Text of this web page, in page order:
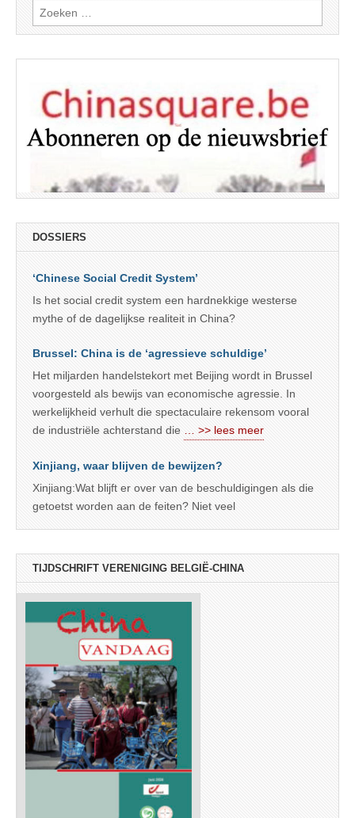
Zoeken
naar:
DOSSIERS
‘Chinese Social Credit System’
Is het social credit system een hardnekkige westerse
mythe of de dagelijkse realiteit in China?
Brussel: China is de ‘agressieve schuldige’
Het miljarden handelstekort met Beijing wordt in Brussel
voorgesteld als bewijs van economische agressie. In
werkelijkheid verhult die spectaculaire rekensom vooral
de industriële achterstand die
… >> lees meer
Xinjiang, waar blijven de bewijzen?
Xinjiang:Wat blijft er over van de beschuldigingen als die
getoetst worden aan de feiten? Niet veel
TIJDSCHRIFT VERENIGING BELGIË-CHINA